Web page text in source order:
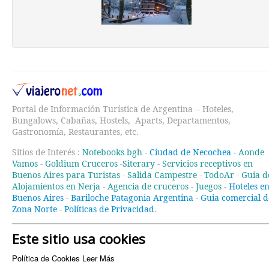
Portal de Información Turística de Argentina -- Hoteles,
Bungalows, Cabañas, Hostels, Aparts, Departamentos,
Gastronomía, Restaurantes, etc.
Sitios de Interés : Notebooks bgh - Ciudad de Necochea - Aonde
Vamos - Goldium Cruceros -Siterary - Servicios receptivos en
Buenos Aires para Turistas - Salida Campestre - TodoAr - Guia
Alojamientos en Nerja - Agencia de cruceros - Juegos - Hoteles en
Buenos Aires - Bariloche Patagonia Argentina - Guia comercial
Zona Norte - Políticas de Privacidad.
Este sitio usa cookies
Política de Cookies Leer Más